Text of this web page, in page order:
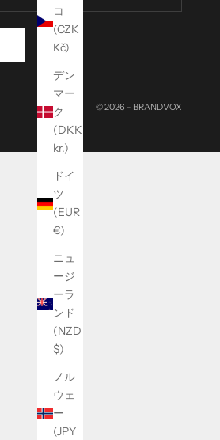
コ
(CZK
Kč)
デン
マー
ク
(DKK
kr.)
ドイ
ツ
(EUR
€)
ニュ
ージ
ーラ
ンド
(NZD
$)
ノル
ウェ
ー
(JPY
© 2026 - BRANDVOX